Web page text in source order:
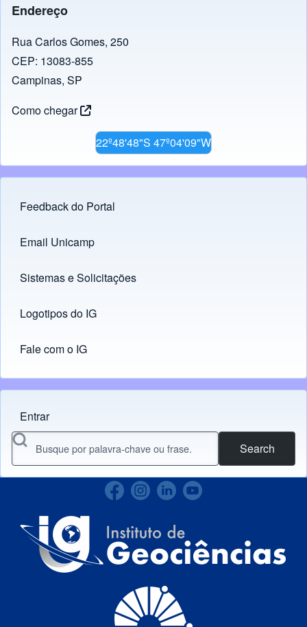
Endereço
Rua Carlos Gomes, 250
CEP: 13083-855
Campinas, SP
Como chegar
22º48'48"S 47º04'09"W
Footer menu
Feedback do Portal
Links
Email Unicamp
(opens in new tab)
Sistemas e Solicitações
(opens in new tab)
Logotipos do IG
(opens in new tab)
Fale com o IG
Menu do usuário
Entrar
Search